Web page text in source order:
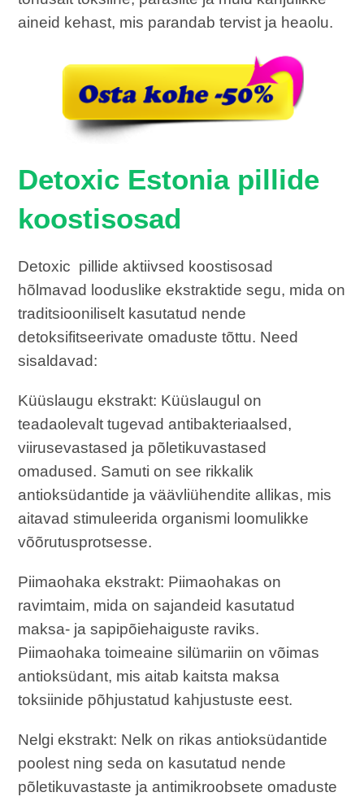
aineid kehast, mis parandab tervist ja heaolu.
Detoxic Estonia pillide
koostisosad
Detoxic pillide aktiivsed koostisosad
hõlmavad looduslike ekstraktide segu, mida on
traditsiooniliselt kasutatud nende
detoksifitseerivate omaduste tõttu. Need
sisaldavad:
Küüslaugu ekstrakt: Küüslaugul on
teadaolevalt tugevad antibakteriaalsed,
viirusevastased ja põletikuvastased
omadused. Samuti on see rikkalik
antioksüdantide ja väävliühendite allikas, mis
aitavad stimuleerida organismi loomulikke
võõrutusprotsesse.
Piimaohaka ekstrakt: Piimaohakas on
ravimtaim, mida on sajandeid kasutatud
maksa- ja sapipõiehaiguste raviks.
Piimaohaka toimeaine silümariin on võimas
antioksüdant, mis aitab kaitsta maksa
toksiinide põhjustatud kahjustuste eest.
Nelgi ekstrakt: Nelk on rikas antioksüdantide
poolest ning seda on kasutatud nende
põletikuvastaste ja antimikroobsete omaduste